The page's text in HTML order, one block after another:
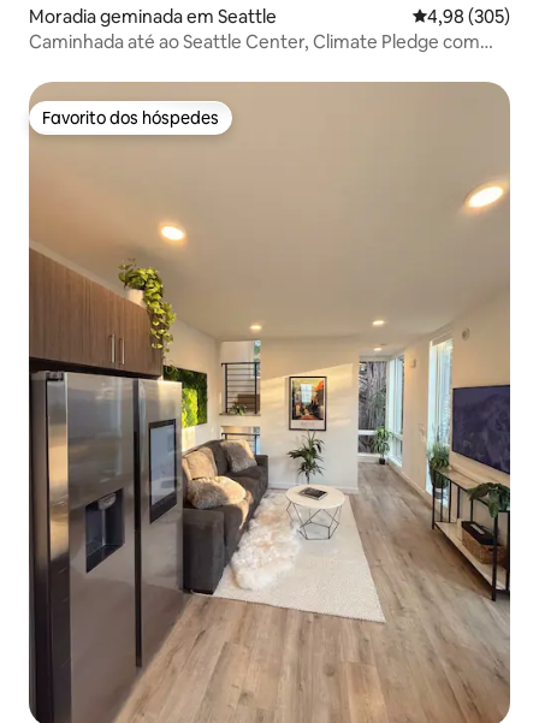
Moradia geminada em Seattle Classificação
4,98 (305)
Caminhada até ao Seattle Center, Climate Pledge com
Favorito dos hóspedes
Favorito dos hóspedes